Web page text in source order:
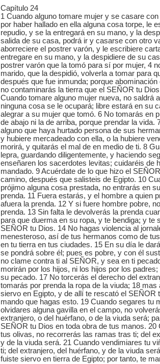
Capítulo 24
1 Cuando alguno tomare mujer y se casare
por haber hallado en ella alguna cosa torpe, le
repudio, y se la entregará en su mano, y la
salida de su casa, podrá ir y casarse con otro
aborreciere el postrer varón, y le escribiere
entregare en su mano, y la despidiere de su
postrer varón que la tomó para sí por mujer, 4
marido, que la despidió, volverla a tomar para
después que fue inmunda; porque
no contaminarás la tierra que el SEÑOR tu
Cuando tomare alguno mujer nueva, no saldrá
ninguna cosa se le ocupará; libre estará en su
alegrar a su mujer que tomó. 6 No tomarás en
de abajo ni la de arriba, porque prendar la vida.
alguno que haya hurtado persona de sus
y hubiere mercadeado con ella, o la hubiere
morirá, y quitarás el mal de en medio de ti. 8
lepra, guardando diligentemente, y haciendo
enseñaren los sacerdotes levitas; cuidaréis de
mandado. 9 Acuérdate de lo que hizo el
camino, después que salisteis de Egipto. 10
prójimo alguna cosa prestada, no entrarás en
prenda. 11 Fuera estarás, y el hombre a quien
afuera la prenda. 12 Y si fuere hombre pobre,
prenda. 13 Sin falta le devolverás la prenda
para que duerma en su ropa, y te bendiga; y te
SEÑOR tu Dios. 14 No hagas violencia al
menesteroso, así de tus hermanos como de
en tu tierra en tus ciudades. 15 En su día le
se pondrá sobre él; pues es pobre, y con él
no clame contra ti al SEÑOR, y sea en ti
morirán por los hijos, ni los hijos por los
su pecado. 17 No torcerás el derecho del
tomarás por prenda la ropa de la viuda; 18 mas
siervo en Egipto, y de allí te rescató el SEÑOR
mando que hagas esto. 19 Cuando segares tu
olvidares alguna gavilla en el campo, no
extranjero, o del huérfano, o de la viuda será;
SEÑOR tu Dios en toda obra de tus manos. 20
tus olivas, no recorrerás las ramas tras ti; del
y de la viuda será. 21 Cuando vendimiares tu
ti; del extranjero, del huérfano, y de la viuda
fuiste siervo en tierra de Egipto; por tanto, te